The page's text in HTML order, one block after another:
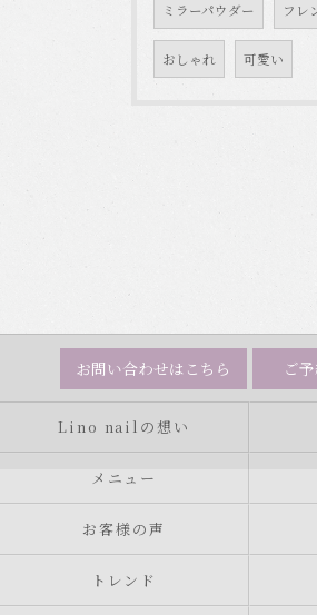
ミラーパウダー フレ
おしゃれ 可愛い
お問い合わせはこちら ご
Lino nailの想い
メニュー
お客様の声
トレンド